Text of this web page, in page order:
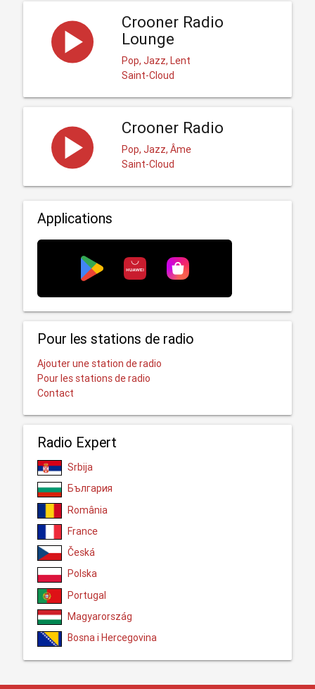
Crooner Radio
Lounge
Pop, Jazz, Lent
Saint-Cloud
Crooner Radio
Pop, Jazz, Âme
Saint-Cloud
Applications
Pour les stations de radio
Ajouter une station de radio
Pour les stations de radio
Contact
Radio Expert
Srbija
България
România
France
Česká
Polska
Portugal
Magyarország
Bosna i Hercegovina